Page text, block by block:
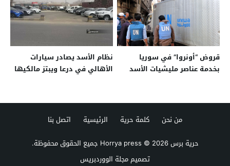
قروض “أونروا” في سوريا
بخدمة عناصر مليشيات الأسد
نظام الأسد يصادر سيارات
الأهالي في درعا ويبتز مالكيها
من نحن كلمة حرية الرئيسية
اتصل بنا
حرية برس Horrya press© 2026 جميع الحقوق محفوظة.
تصميممجلة الووردبريس